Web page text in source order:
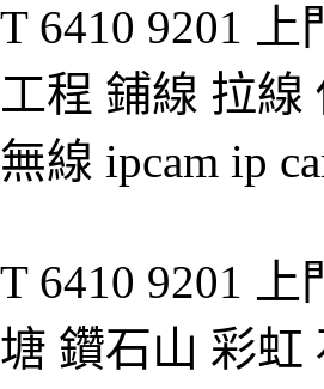
T 6410 9201
工程 鋪線 拉線
無線 ipcam ip
T 6410 9201
塘 鑽石山 彩虹